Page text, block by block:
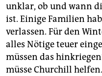
unklar, ob und wann
ist. Einige Familien
verlassen. Für den
alles Nötige teuer
müssen das
müsse Churchill helfen.